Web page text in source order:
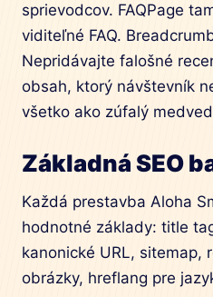
sprievodcov. FAQPage
viditeľné FAQ.
Nepridávajte falošné
obsah, ktorý návštevník
všetko ako zúfalý
Základná SEO
Každá prestavba Aloha
hodnotné základy: title
kanonické URL, sitemap,
obrázky, hreflang pre